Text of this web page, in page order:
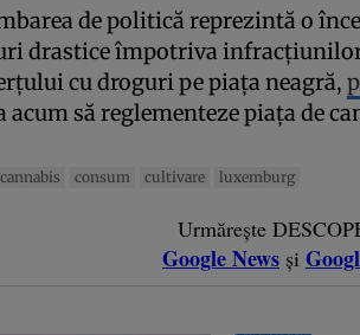
de politică reprezintă o
drastice împotriva
cu droguri pe piața neagră,
acum să reglementeze piața de
cannabis consum cultivare luxemburg
Urmărește
Google News și